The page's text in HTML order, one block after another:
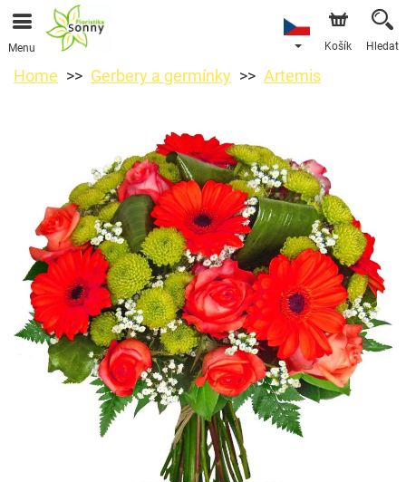
Menu Košík Hledat
Home Gerbery a germínky Artemis